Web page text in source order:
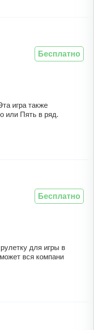
игра также
или Пять в ряд.
Бесплатно
для игры в
вся компани
Бесплатно